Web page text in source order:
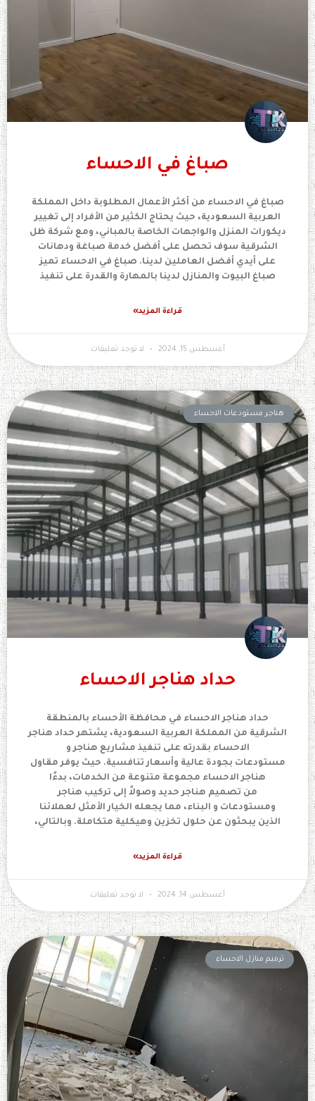
صباغ في الاحساء
صباغ في الاحساء من أكثر الأعمال المطلوبة داخل المملكة
العربية السعودية، حيث يحتاج الكثير من الأفراد إلى تغيير
ديكورات المنزل والواجهات الخاصة بالمباني، ومع شركة ظل
الشرقية سوف تحصل على أفضل خدمة صباغة ودهانات
على أيدي أفضل العاملين لدينا. صباغ في الاحساء تميز
صباغ البيوت والمنازل لدينا بالمهارة والقدرة على تنفيذ
قراءة المزيد»
أغسطس 15, 2024 لا توجد تعليقات
هناجر مستودعات الاحساء
حداد هناجر الاحساء
حداد هناجر الاحساء في محافظة الأحساء بالمنطقة
الشرقية من المملكة العربية السعودية، يشتهر حداد هناجر
الاحساء بقدرته على تنفيذ مشاريع هناجر و
مستودعات بجودة عالية وأسعار تنافسية. حيث يوفر مقاول
هناجر الاحساء مجموعة متنوعة من الخدمات، بدءًا
من تصميم هناجر حديد وصولاً إلى تركيب هناجر
ومستودعات و البناء، مما يجعله الخيار الأمثل لعملائنا
الذين يبحثون عن حلول تخزين وهيكلية متكاملة. وبالتالي،
قراءة المزيد»
أغسطس 14, 2024 لا توجد تعليقات
ترميم منازل الاحساء